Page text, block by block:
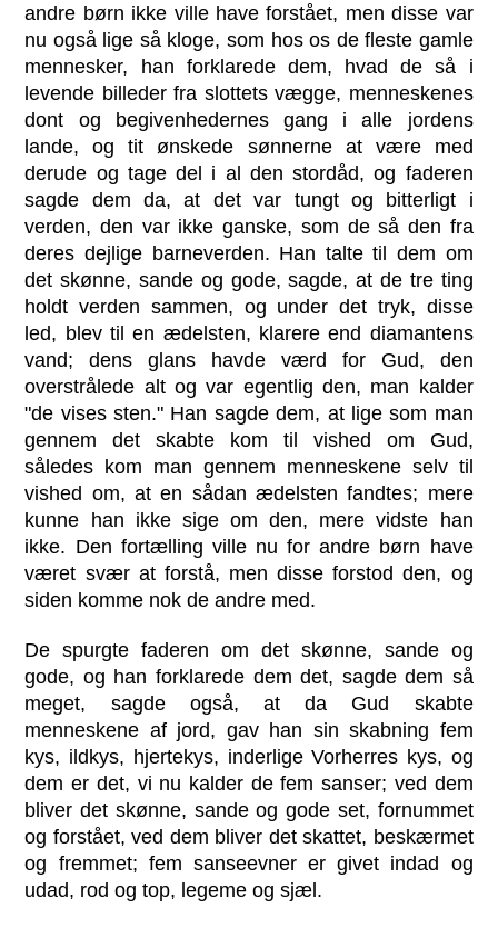
andre børn ikke ville have forstået, men disse var
nu også lige så kloge, som hos os de fleste gamle
mennesker, han forklarede dem, hvad de så i
levende billeder fra slottets vægge, menneskenes
dont og begivenhedernes gang i alle jordens
lande, og tit ønskede sønnerne at være med
derude og tage del i al den stordåd, og faderen
sagde dem da, at det var tungt og bitterligt i
verden, den var ikke ganske, som de så den fra
deres dejlige barneverden. Han talte til dem om
det skønne, sande og gode, sagde, at de tre ting
holdt verden sammen, og under det tryk, disse
led, blev til en ædelsten, klarere end diamantens
vand; dens glans havde værd for Gud, den
overstrålede alt og var egentlig den, man kalder
"de vises sten." Han sagde dem, at lige som man
gennem det skabte kom til vished om Gud,
således kom man gennem menneskene selv til
vished om, at en sådan ædelsten fandtes; mere
kunne han ikke sige om den, mere vidste han
ikke. Den fortælling ville nu for andre børn have
været svær at forstå, men disse forstod den, og
siden komme nok de andre med.
De spurgte faderen om det skønne, sande og
gode, og han forklarede dem det, sagde dem så
meget, sagde også, at da Gud skabte
menneskene af jord, gav han sin skabning fem
kys, ildkys, hjertekys, inderlige Vorherres kys, og
dem er det, vi nu kalder de fem sanser; ved dem
bliver det skønne, sande og gode set, fornummet
og forstået, ved dem bliver det skattet, beskærmet
og fremmet; fem sanseevner er givet indad og
udad, rod og top, legeme og sjæl.